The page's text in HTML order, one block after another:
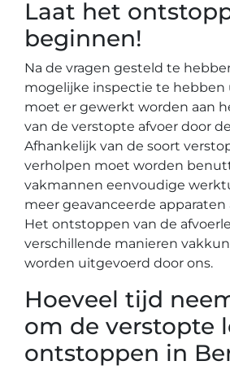
Laat het
beginnen!
Na de vragen gesteld te
mogelijke inspectie te hebben
moet er gewerkt worden aan
van de verstopte afvoer door
Afhankelijk van de soort
verholpen moet worden
vakmannen eenvoudige
meer geavanceerde apparaten
Het ontstoppen van de
verschillende manieren
worden uitgevoerd door ons.
Hoeveel tijd
om de verstopte
ontstoppen in